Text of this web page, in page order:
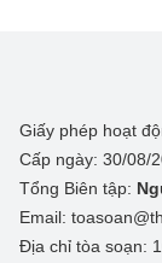
Giấy phép hoạt
Cấp ngày: 30/08/
Tổng Biên tập:
Email:
Địa chỉ tòa soạn: